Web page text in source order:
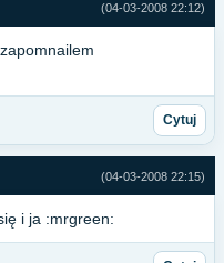
(04-03-2008 22:12)
Cytuj
(04-03-2008 22:15)
i ja :mrgreen: